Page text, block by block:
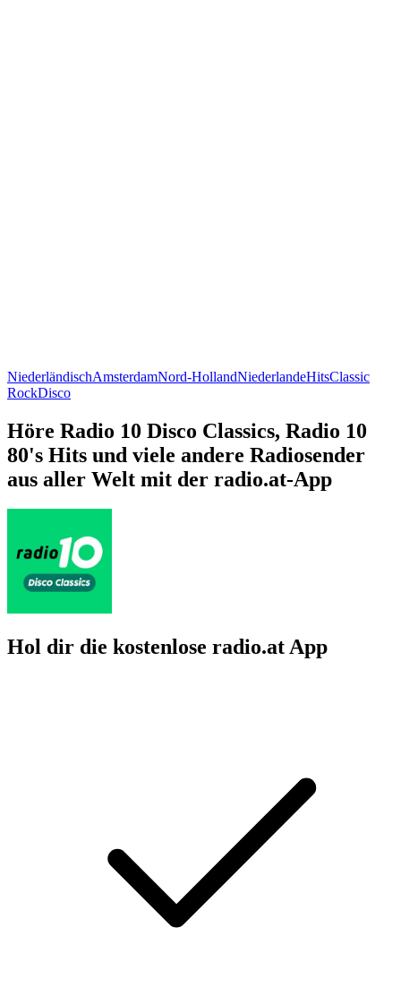
NiederländischAmsterdamNord-HollandNiederlandeHitsClassic
RockDisco
Höre Radio 10 Disco Classics, Radio 10
80's Hits und viele andere Radiosender
aus aller Welt mit der radio.at-App
Hol dir die kostenlose radio.at App